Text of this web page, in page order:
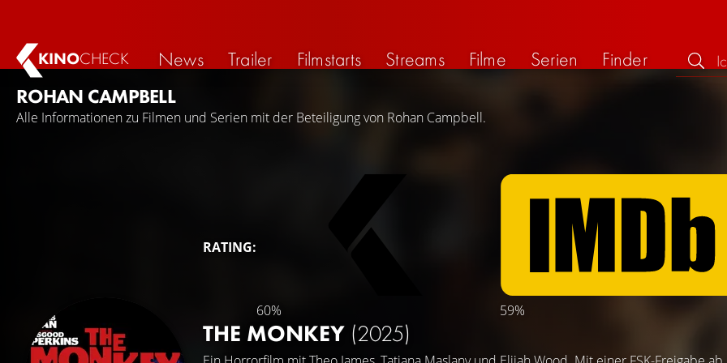
KINOCHECK News Trailer Filmstarts Streams Filme Serien
Finder
ROHAN CAMPBELL
Alle Informationen zu Filmen und Serien mit der Beteiligung von Rohan Campbell.
RATING:
60% 59%
THE MONKEY (2025)